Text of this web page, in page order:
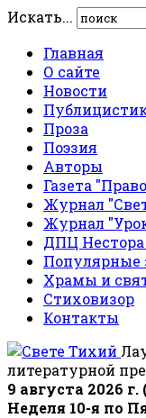
Искать...
Главная
О сайте
Новости
Проза
Поэзия
Авторы
Газета
Журнал
Журнал
ДПЦ
Популярные
Храмы и
Стиховизор
Контакты
литературной
9 августа 2026
Неделя 10-я по